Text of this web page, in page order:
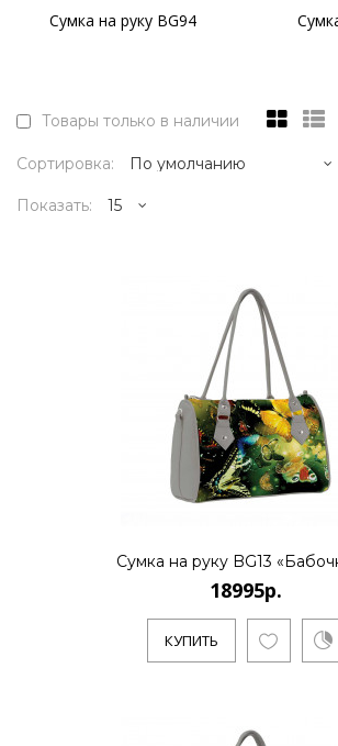
Сумка на руку BG94
Товары только в наличии
Сортировка:
Показать:
18995р.
КУПИТЬ
..
Сумка на руку BG13
18995р.
КУПИТЬ